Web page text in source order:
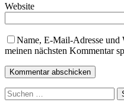
Website
Name, E-Mail-Adresse und
meinen nächsten Kommentar
Suchen
nach: